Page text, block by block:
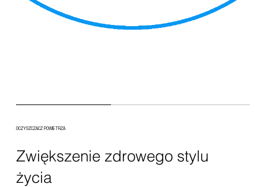
OCZYSZCZACZ POWIETRZA
Zwiększenie zdrowego stylu
życia